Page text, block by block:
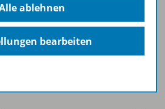
Media
ablehnen
bearbeiten